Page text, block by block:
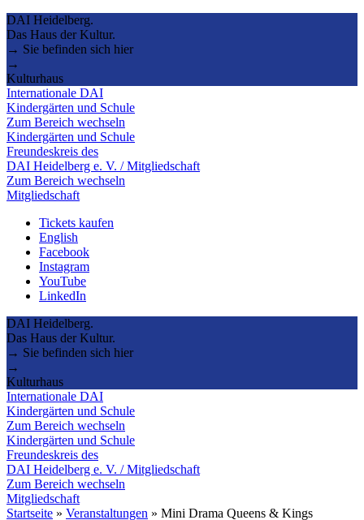
DAI Heidelberg.
Das Haus der Kultur.
→ Sie befinden sich hier
→
Kulturhaus
Internationale DAI
Kindergärten und Schule
Zum Bereich wechseln
Kindergärten und Schule
Freundeskreis des
DAI Heidelberg e. V. / Mitgliedschaft
Zum Bereich wechseln
Mitgliedschaft
Tickets kaufen
English
Facebook
Instagram
YouTube
LinkedIn
DAI Heidelberg.
Das Haus der Kultur.
→ Sie befinden sich hier
→
Kulturhaus
Internationale DAI
Kindergärten und Schule
Zum Bereich wechseln
Kindergärten und Schule
Freundeskreis des
DAI Heidelberg e. V. / Mitgliedschaft
Zum Bereich wechseln
Mitgliedschaft
Startseite » Veranstaltungen » Mini Drama Queens & Kings